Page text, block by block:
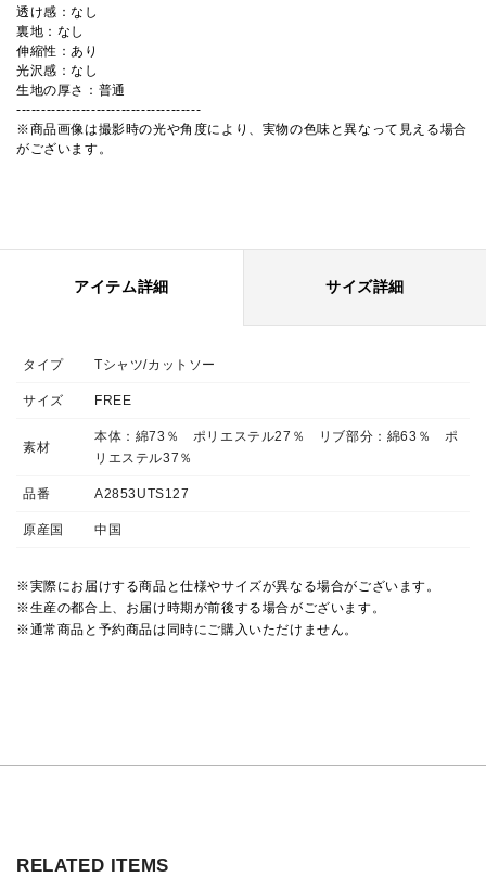
透け感：なし
裏地：なし
伸縮性：あり
光沢感：なし
生地の厚さ：普通
-------------------------------------
※商品画像は撮影時の光や角度により、実物の色味と異なって見える場合
がございます。
アイテム詳細 サイズ詳細
タイプ Tシャツ/カットソー
サイズ FREE
素材
本体：綿73％ ポリエステル27％ リブ部分：綿63％ ポ
リエステル37％
品番 A2853UTS127
原産国 中国
※実際にお届けする商品と仕様やサイズが異なる場合がございます。
※生産の都合上、お届け時期が前後する場合がございます。
※通常商品と予約商品は同時にご購入いただけません。
RELATED ITEMS